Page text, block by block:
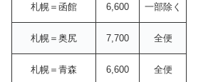
札幌＝函館 6,600 一部除く
札幌＝奥尻 7,700 全便
札幌＝青森 6,600 全便